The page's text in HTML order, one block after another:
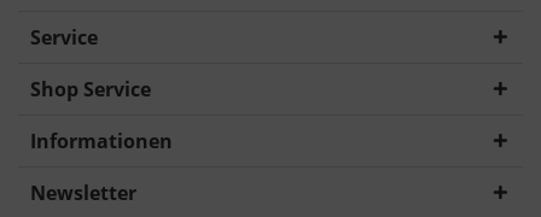
Service
Shop Service
Informationen
Newsletter